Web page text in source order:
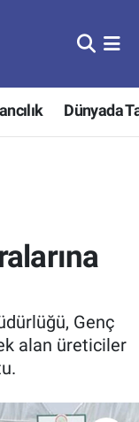
Dünyada
Genç
alan üreticiler